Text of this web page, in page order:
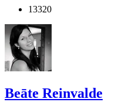
13320
Beāte Reinvalde